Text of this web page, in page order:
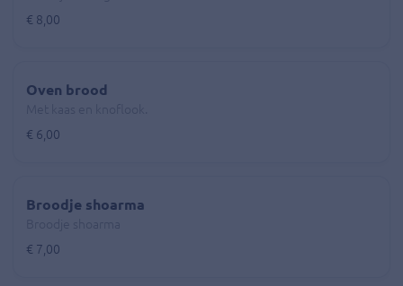
€ 8,00
Oven brood
€ 6,00
Broodje shoarma
€ 7,00